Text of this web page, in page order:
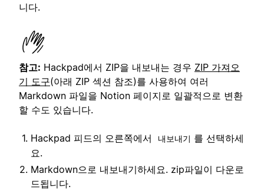
니다.
참고: Hackpad에서 ZIP을 내보내는 경우 ZIP 가져오
기 도구(아래 ZIP 섹션 참조)를 사용하여 여러
Markdown 파일을 Notion 페이지로 일괄적으로 변환
할 수도 있습니다.
Hackpad 피드의 오른쪽에서 내보내기 를 선택하세
요.
Markdown으로 내보내기하세요. zip파일이 다운로
드됩니다.